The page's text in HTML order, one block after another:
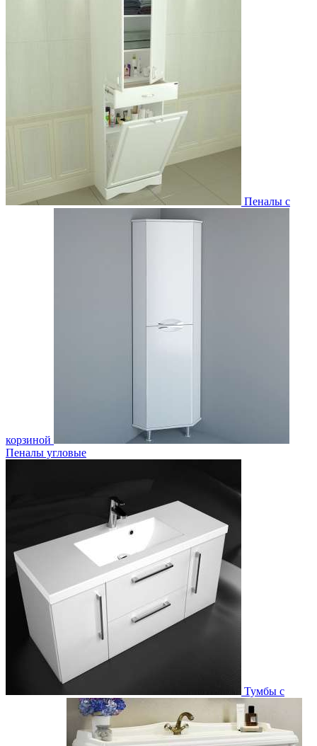
Пеналы с
корзиной
Пеналы угловые
Тумбы с